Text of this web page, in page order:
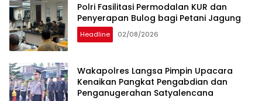
Polri Fasilitasi Permodalan KUR dan
Penyerapan Bulog bagi Petani Jagung
Headline 02/08/2026
Wakapolres Langsa Pimpin Upacara
Kenaikan Pangkat Pengabdian dan
Penganugerahan Satyalencana